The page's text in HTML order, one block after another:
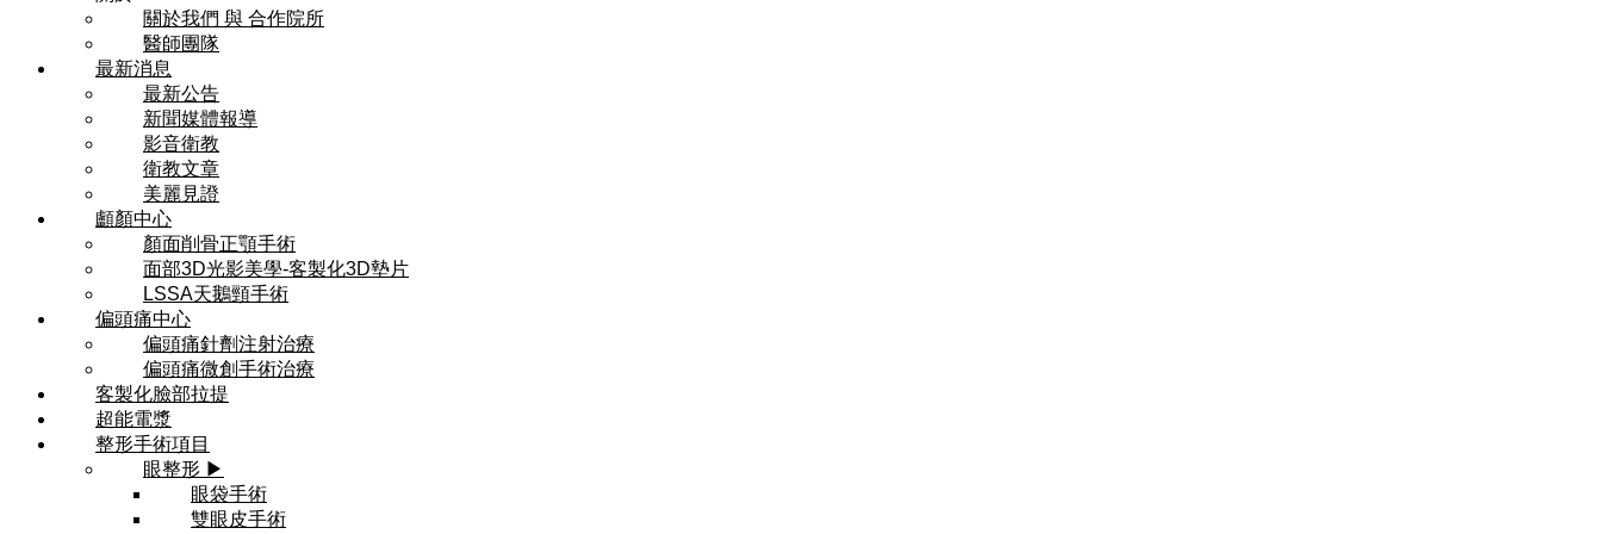
關於我們 與 合作院所
醫師團隊
最新消息
最新公告
新聞媒體報導
影音衛教
衛教文章
美麗見證
顱顏中心
顏面削骨正顎手術
面部3D光影美學-客製化3D墊片
LSSA天鵝頸手術
偏頭痛中心
偏頭痛針劑注射治療
偏頭痛微創手術治療
客製化臉部拉提
超能電漿
整形手術項目
眼整形 ▶
眼袋手術
雙眼皮手術